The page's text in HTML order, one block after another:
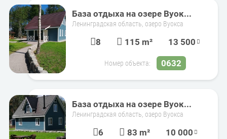
База отдыха на озере Вуок...
Ленинградская область, озеро Вуокса
8 115 m² 13 500
Номер объекта: 0632
База отдыха на озере Вуок...
Ленинградская область, озеро Вуокса
6 83 m² 10 000